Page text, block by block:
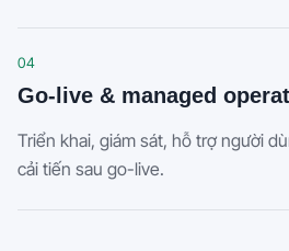
04
Go-live & managed
Triển khai, giám sát, hỗ trợ người
cải tiến sau go-live.